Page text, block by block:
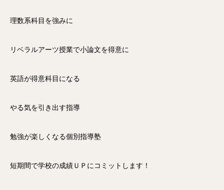
理数系科目を強みに
リベラルアーツ授業で小論文を得意に
英語が得意科目になる
やる気を引き出す指導
勉強が楽しくなる個別指導塾
短期間で学校の成績ＵＰにコミットします！